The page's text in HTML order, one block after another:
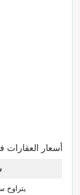
أسعار
يتراوح